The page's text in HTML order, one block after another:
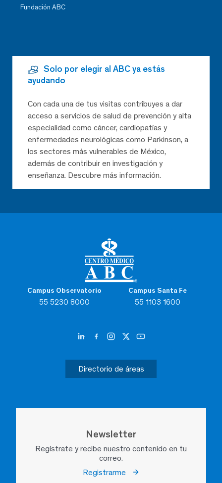
Campus Observatorio
55 5230 8000
Campus Santa Fe
55 1103 1600
Directorio de áreas
Newsletter
Regístrate y recibe nuestro contenido en tu
correo.
Registrarme
Fundación ABC
Solo por elegir al ABC ya estás
ayudando
Con cada una de tus visitas contribuyes a dar
acceso a servicios de salud de prevención y alta
especialidad como cáncer, cardiopatías y
enfermedades neurológicas como Parkinson, a
los sectores más vulnerables de México,
además de contribuir en investigación y
enseñanza. Descubre más información.